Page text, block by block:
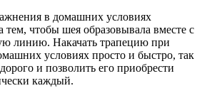
в домашних условиях
тем, чтобы шея образовывала вместе с
линию. Накачать трапецию при
условиях просто и быстро, так
и позволить его приобрести
каждый.